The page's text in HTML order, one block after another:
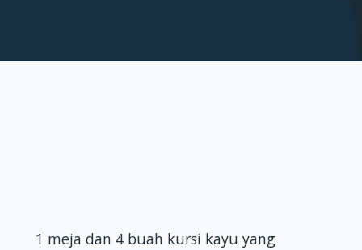
1 meja dan 4 buah kursi kayu yang